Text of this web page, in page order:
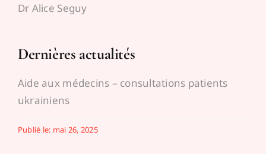
Dr Alice Seguy
Dernières actualités
Aide aux médecins – consultations patients
ukrainiens
Publié le: mai 26, 2025